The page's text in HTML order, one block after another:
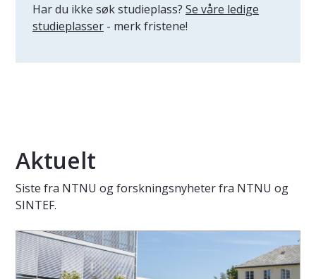
Har du ikke søk studieplass? Se våre ledige
studieplasser - merk fristene!
Aktuelt
Siste fra NTNU og forskningsnyheter fra NTNU og
SINTEF.